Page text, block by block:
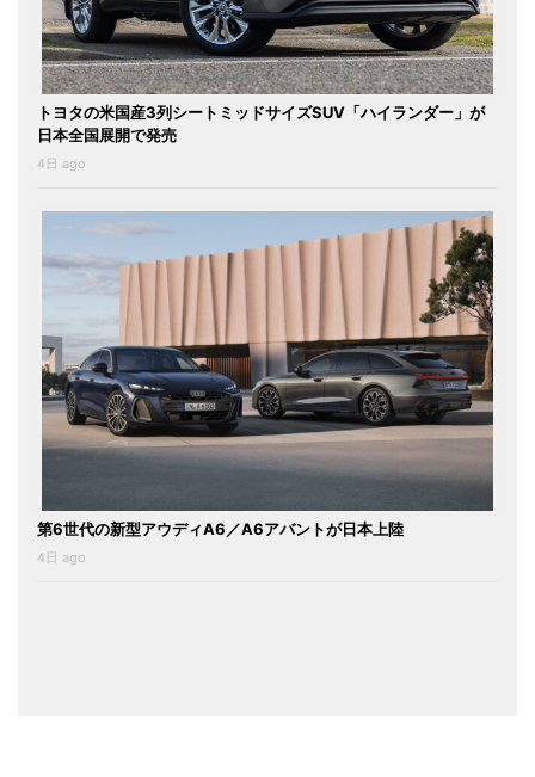
トヨタの米国産3列シートミッドサイズSUV「ハイランダー」が
日本全国展開で発売
4日 ago
第6世代の新型アウディA6／A6アバントが日本上陸
4日 ago